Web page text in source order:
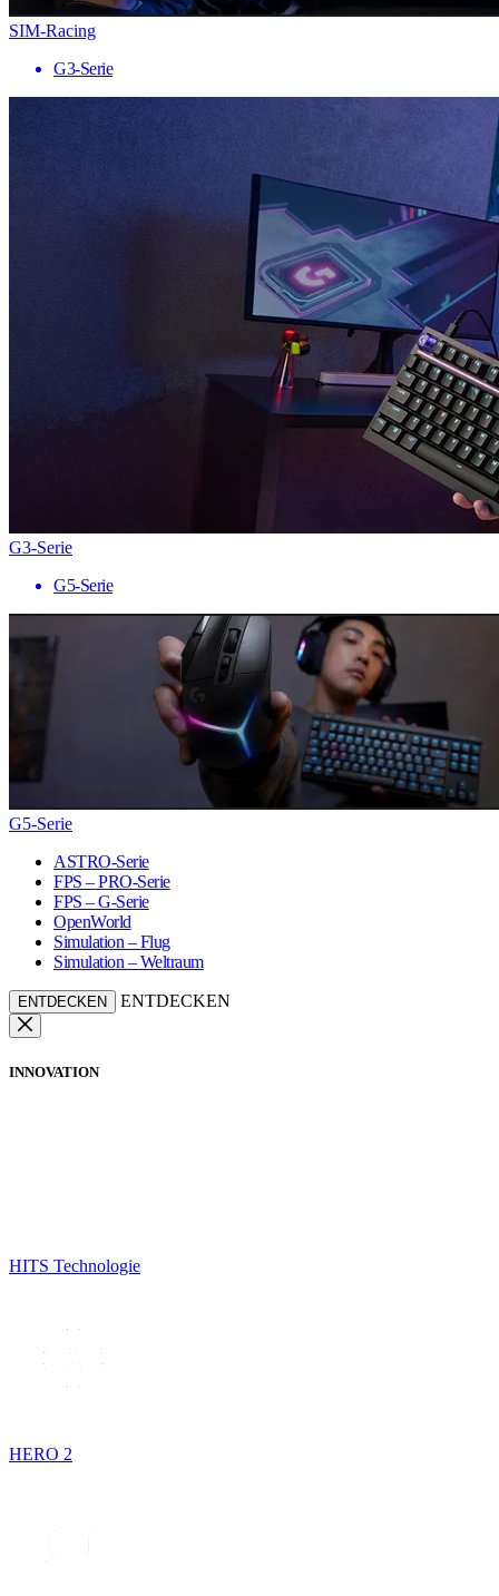
SIM-Racing
G3-Serie
G3-Serie
G5-Serie
G5-Serie
ASTRO-Serie
FPS – PRO-Serie
FPS – G-Serie
OpenWorld
Simulation – Flug
Simulation – Weltraum
ENTDECKEN ENTDECKEN
INNOVATION
HITS Technologie
HERO 2